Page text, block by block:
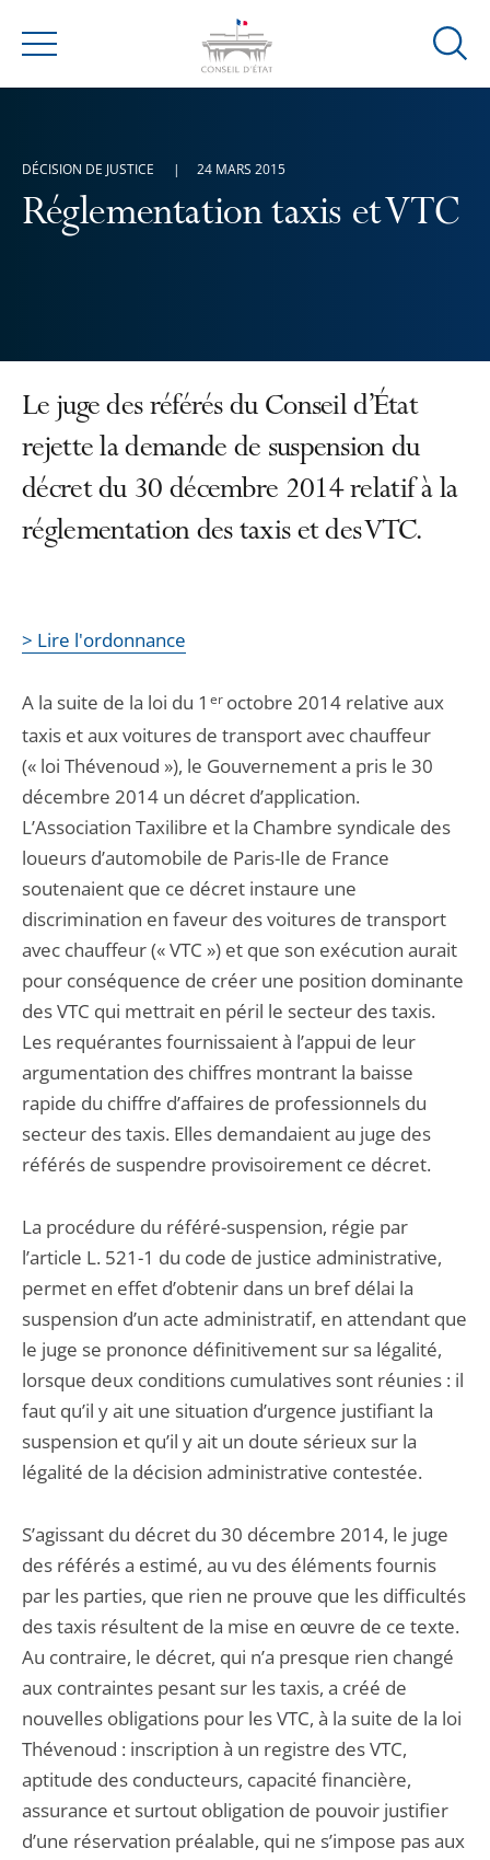
Menu
Ouvrir
Réglementation taxis et VTC
DÉCISION DE JUSTICE 24 MARS 2015
Le juge des référés du Conseil d’État
rejette la demande de suspension du
décret du 30 décembre 2014 relatif à la
réglementation des taxis et des VTC.
> Lire l'ordonnance
A la suite de la loi du 1 eroctobre 2014 relative aux
taxis et aux voitures de transport avec chauffeur
(« loi Thévenoud »), le Gouvernement a pris le 30
décembre 2014 un décret d’application.
L’Association Taxilibre et la Chambre syndicale des
loueurs d’automobile de Paris-Ile de France
soutenaient que ce décret instaure une
discrimination en faveur des voitures de transport
avec chauffeur (« VTC ») et que son exécution aurait
pour conséquence de créer une position dominante
des VTC qui mettrait en péril le secteur des taxis.
Les requérantes fournissaient à l’appui de leur
argumentation des chiffres montrant la baisse
rapide du chiffre d’affaires de professionnels du
secteur des taxis. Elles demandaient au juge des
référés de suspendre provisoirement ce décret.
La procédure du référé-suspension, régie par
l’article L. 521-1 du code de justice administrative,
permet en effet d’obtenir dans un bref délai la
suspension d’un acte administratif, en attendant que
le juge se prononce définitivement sur sa légalité,
lorsque deux conditions cumulatives sont réunies : il
faut qu’il y ait une situation d’urgence justifiant la
suspension et qu’il y ait un doute sérieux sur la
légalité de la décision administrative contestée.
S’agissant du décret du 30 décembre 2014, le juge
des référés a estimé, au vu des éléments fournis
par les parties, que rien ne prouve que les difficultés
des taxis résultent de la mise en œuvre de ce texte.
Au contraire, le décret, qui n’a presque rien changé
aux contraintes pesant sur les taxis, a créé de
nouvelles obligations pour les VTC, à la suite de la loi
Thévenoud : inscription à un registre des VTC,
aptitude des conducteurs, capacité financière,
assurance et surtout obligation de pouvoir justifier
d’une réservation préalable, qui ne s’impose pas aux